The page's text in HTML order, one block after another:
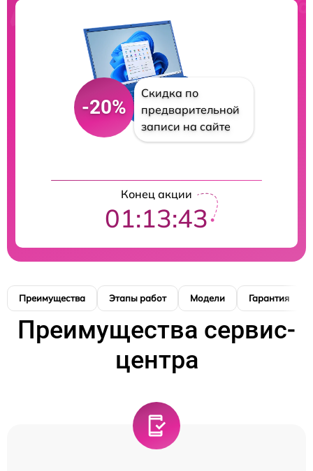
-20%
Скидка по
предварительной
записи на сайте
Конец акции
01:13:42
Преимущества Этапы работ Модели Гарантия
Преимущества сервис-
центра